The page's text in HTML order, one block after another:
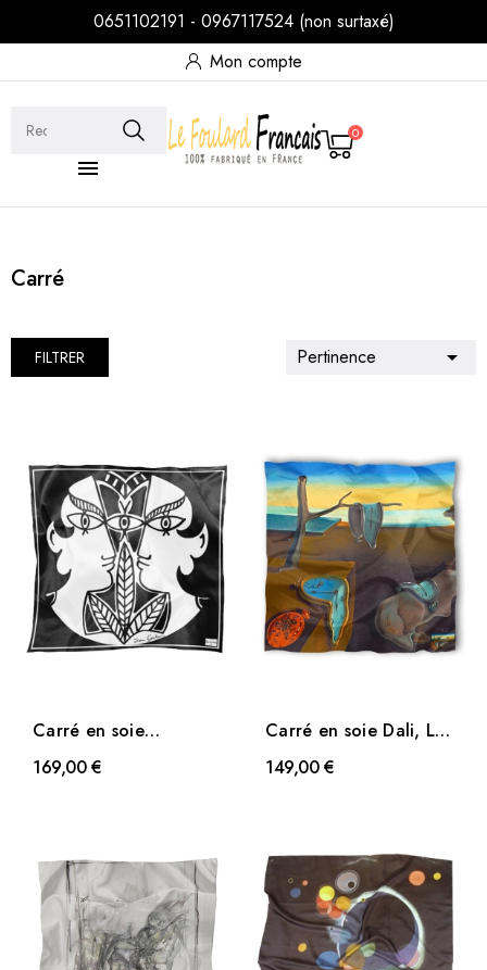
0651102191 - 0967117524 (non surtaxé)
Mon compte

0
Carré
FILTRER Pertinence 
Carré en soie
Cocteau, Le Théâtre
Antique
169,00 €
Carré en soie Dali, La
persistance de la...
149,00 €